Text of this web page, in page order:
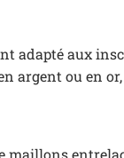
aux
argent ou en
maillons